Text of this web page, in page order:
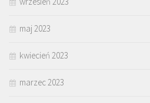
maj 2023
kwiecień 2023
marzec 2023